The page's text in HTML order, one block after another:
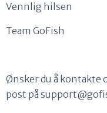
Vennlig hilsen
Team GoFish
Ønsker du å kontakte
post på